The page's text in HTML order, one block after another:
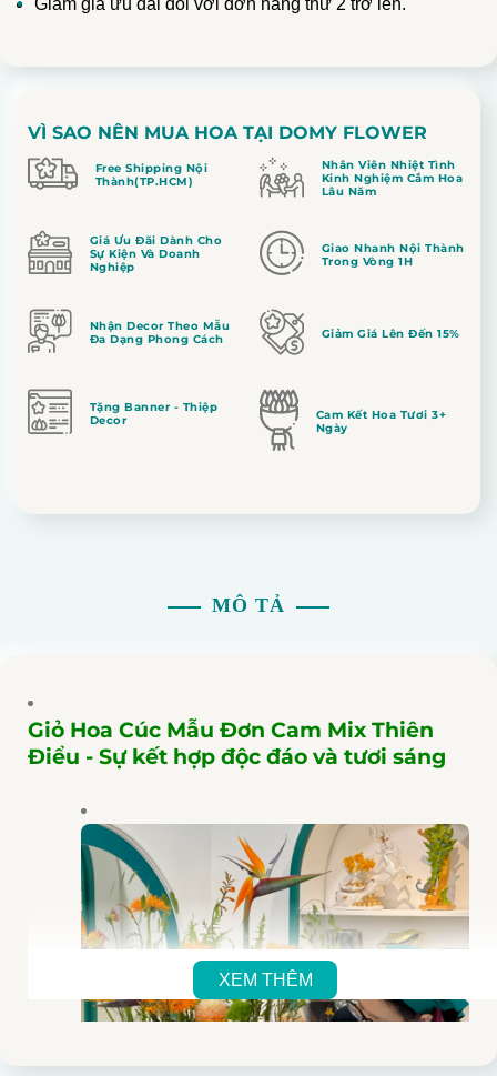
Giảm giá ưu đãi đối với đơn hàng thứ 2 trở lên.
VÌ SAO NÊN MUA HOA TẠI DOMY FLOWER
Free Shipping Nội
Thành(TP.HCM)
Nhân Viên Nhiệt Tình
Kinh Nghiệm Cắm Hoa
Lâu Năm
Giá Ưu Đãi Dành Cho
Sự Kiện Và Doanh
Nghiệp
Giao Nhanh Nội Thành
Trong Vòng 1H
Nhận Decor Theo Mẫu
Đa Dạng Phong Cách
Giảm Giá Lên Đến 15%
Tặng Banner - Thiệp
Decor
Cam Kết Hoa Tươi 3+
Ngày
MÔ TẢ
Giỏ Hoa Cúc Mẫu Đơn Cam Mix Thiên
Điểu - Sự kết hợp độc đáo và tươi sáng
XEM THÊM